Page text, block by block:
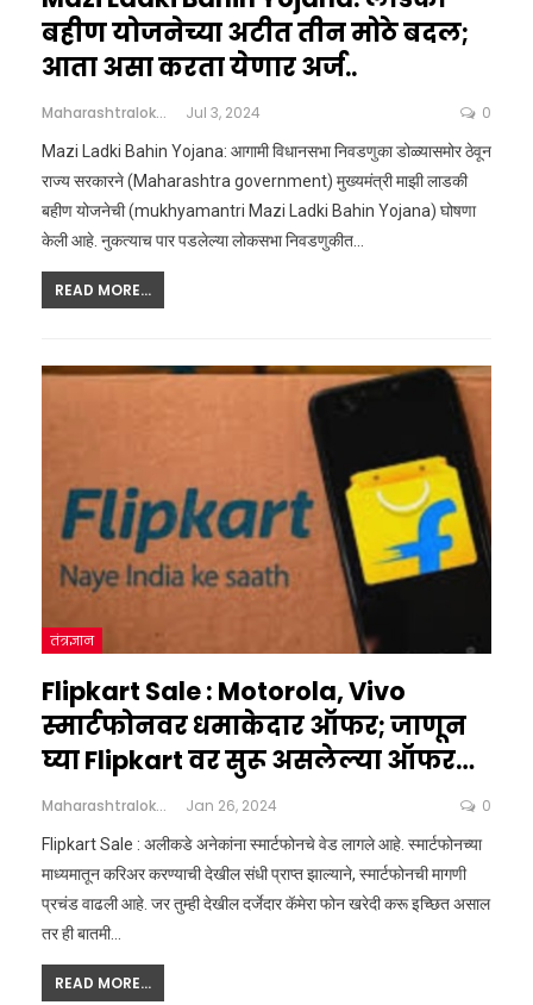
बहीण योजनेच्या अटीत तीन मोठे बदल;
आता असा करता येणार अर्ज..
Maharashtralokshahi Jul 3, 2024 0
Mazi Ladki Bahin Yojana: आगामी विधानसभा निवडणुका डोळ्यासमोर ठेवून
राज्य सरकारने (Maharashtra government) मुख्यमंत्री माझी लाडकी
बहीण योजनेची (mukhyamantri Mazi Ladki Bahin Yojana) घोषणा
केली आहे. नुकत्याच पार पडलेल्या लोकसभा निवडणुकीत…
READ MORE...
तंत्रज्ञान
Flipkart Sale : Motorola, Vivo
स्मार्टफोनवर धमाकेदार ऑफर; जाणून
घ्या Flipkart वर सुरू असलेल्या ऑफर…
Maharashtralokshahi Jan 26, 2024 0
Flipkart Sale : अलीकडे अनेकांना स्मार्टफोनचे वेड लागले आहे. स्मार्टफोनच्या
माध्यमातून करिअर करण्याची देखील संधी प्राप्त झाल्याने, स्मार्टफोनची मागणी
प्रचंड वाढली आहे. जर तुम्ही देखील दर्जेदार कॅमेरा फोन खरेदी करू इच्छित असाल
तर ही बातमी…
READ MORE...